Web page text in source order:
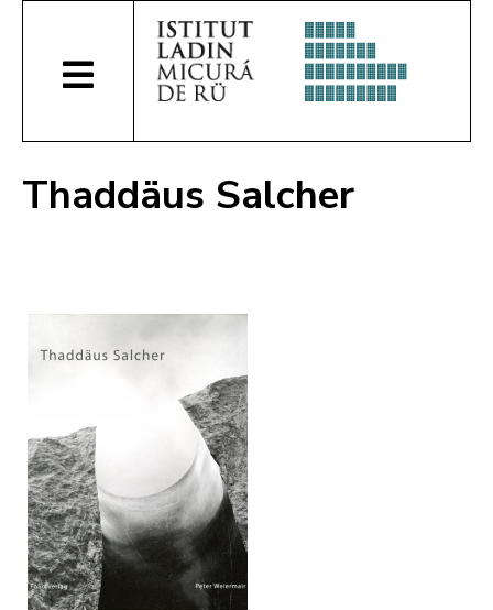
Thaddäus Salcher